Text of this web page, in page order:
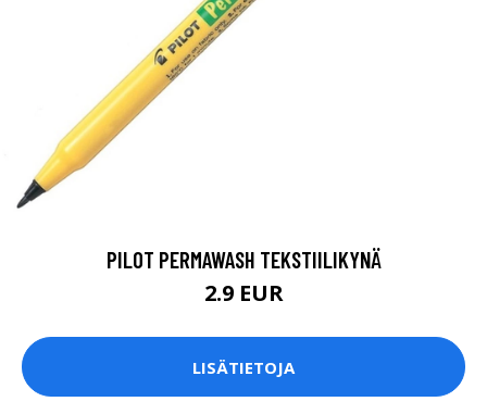
PILOT PERMAWASH TEKSTIILIKYNÄ
2.9 EUR
LISÄTIETOJA